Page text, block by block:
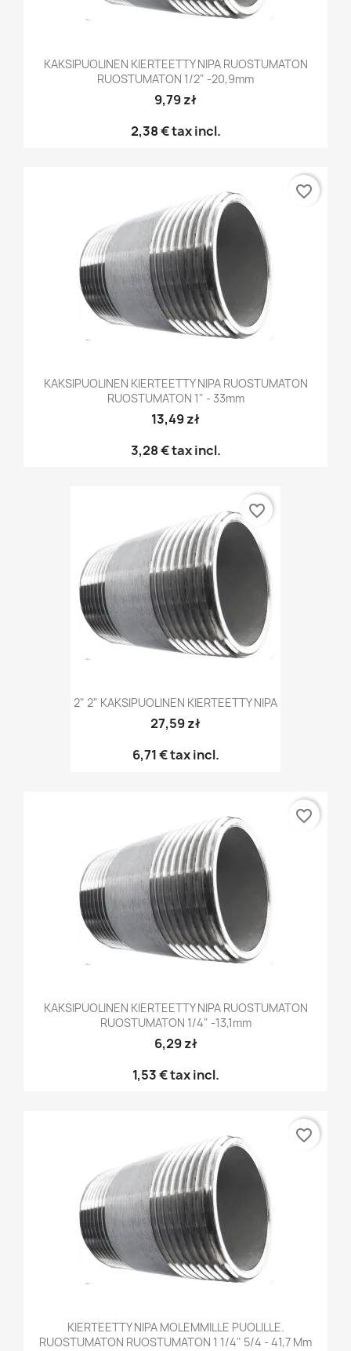
KAKSIPUOLINEN KIERTEETTY NIPA RUOSTUMATON
RUOSTUMATON 1/2" -20,9mm
9,79 zł
2,38 €tax incl.
KAKSIPUOLINEN KIERTEETTY NIPA RUOSTUMATON
RUOSTUMATON 1" - 33mm
13,49 zł
3,28 €tax incl.
favorite_border
2" 2" KAKSIPUOLINEN KIERTEETTY NIPA
27,59 zł
6,71 €tax incl.
favorite_border
KAKSIPUOLINEN KIERTEETTY NIPA RUOSTUMATON
RUOSTUMATON 1/4" -13,1mm
6,29 zł
1,53 €tax incl.
favorite_border
KIERTEETTY NIPA MOLEMMILLE PUOLILLE.
RUOSTUMATON RUOSTUMATON 1 1/4" 5/4 - 41,7 Mm
favorite_border